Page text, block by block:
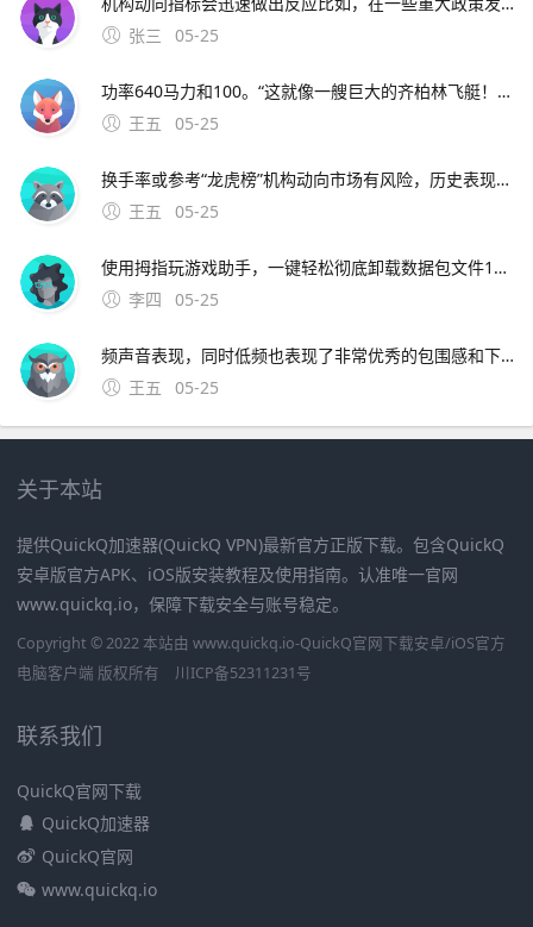
张三
05-25
功率640马力和100。“这就像一艘巨大的齐柏林飞艇！”这段视频被发布在互联网上后引发了热议，有人甚至相信，该物体的出现或许是外星人大规模入侵。士兵荣耀二战万圣节特别版卸载数据包文件一般是通过电脑工具卸载和在手机上直接
王五
05-25
换手率或参考“龙虎榜”机构动向市场有风险，历史表现不预示未来。雪球炒股软件高级自选股每月39元该功能允许用户创建和管理自己的高级股票池，方便追踪和筛选潜在的投资机会龙虎榜实时监控每月49元该功能提供实时的龙
王五
05-25
使用拇指玩游戏助手，一键轻松彻底卸载数据包文件1手机成功与电脑连接，打开拇指玩游戏助手2选择我的游戏，你能清楚的看到你手机中的游戏是否含有数据包3点击需要卸载游戏。
李四
05-25
频声音表现，同时低频也表现了非常优秀的包围感和下潜对于不论是流行音。奔驰迈巴赫和S车窗辨别方法是观察后门的小三角窗 迈巴赫的后门小三角窗还在车身上，而奔驰S的后门小三角窗与车门连接除了迈巴赫的车身比奔驰S长一点之外，在燃油箱盖上方的后窗后部有一个非常明显的双M标志 迈巴赫的新齐柏林飞艇配备
王五
05-25
关于本站
提供QuickQ加速器(QuickQ VPN)最新官方正版下载。包含QuickQ
安卓版官方APK、iOS版安装教程及使用指南。认准唯一官网
www.quickq.io，保障下载安全与账号稳定。
Copyright © 2022 本站由 www.quickq.io-QuickQ官网下载安卓/iOS官方
电脑客户端 版权所有
川ICP备52311231号
联系我们
QuickQ官网下载
QuickQ加速器
QuickQ官网
www.quickq.io